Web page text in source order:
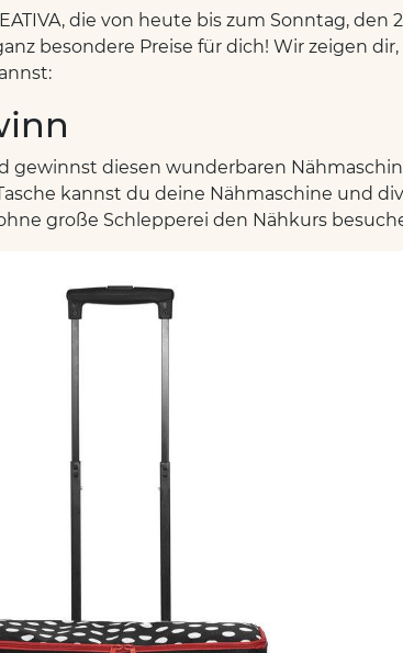
die von heute bis zum Sonntag, den
besondere Preise für dich! Wir zeigen
gewinnst diesen wunderbaren
kannst du deine Nähmaschine und
große Schlepperei den Nähkurs